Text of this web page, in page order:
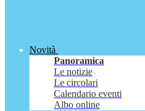
Novità
Panoramica
Le notizie
Le circolari
Calendario eventi
Albo online